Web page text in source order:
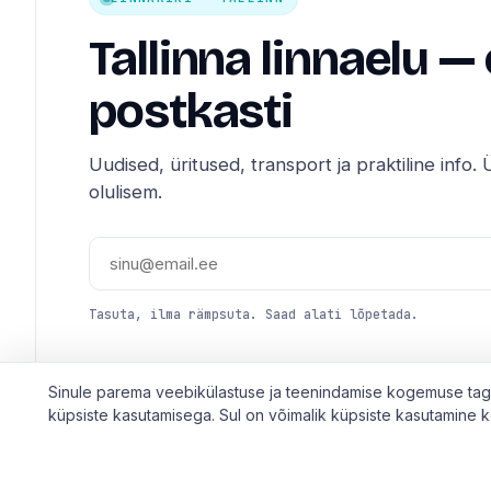
Tallinna linnaelu —
postkasti
Uudised, üritused, transport ja praktiline info.
olulisem.
Tasuta, ilma rämpsuta. Saad alati lõpetada.
Sinule parema veebikülastuse ja teenindamise kogemuse
küpsiste kasutamisega. Sul on võimalik küpsiste